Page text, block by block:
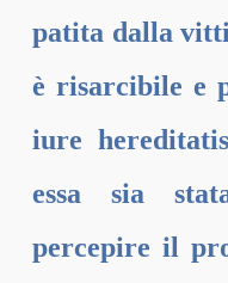
patita dalla
è risarcibile e
iure
essa sia
percepire il